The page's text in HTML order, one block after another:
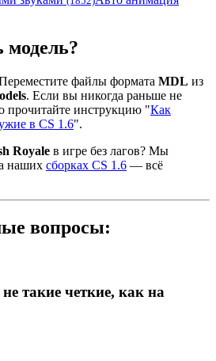
модель?
файлы формата MDL из
. Если вы никогда раньше не
прочитайте инструкцию "Как
в CS 1.6".
Royale в игре без лагов? Мы
наших сборках CS 1.6 — всё
вопросы:
такие четкие, как на